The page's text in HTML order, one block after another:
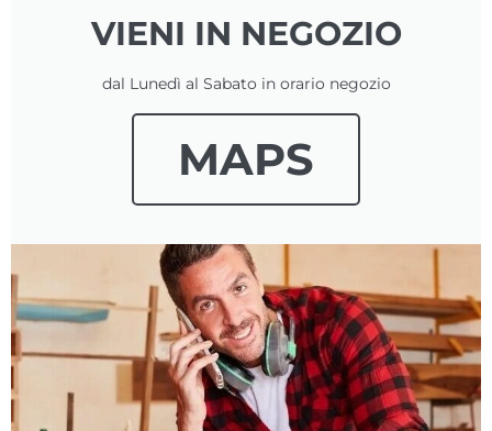
VIENI IN NEGOZIO
dal Lunedì al Sabato in orario negozio
MAPS